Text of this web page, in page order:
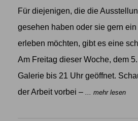
Für diejenigen, die die
gesehen haben oder sie gern ein
erleben möchten, gibt es eine
Am Freitag dieser Woche, dem
Galerie bis 21 Uhr geöffnet.
der Arbeit vorbei – ... mehr lesen